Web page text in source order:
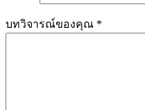
บทวิจารณ์ของคุณ *